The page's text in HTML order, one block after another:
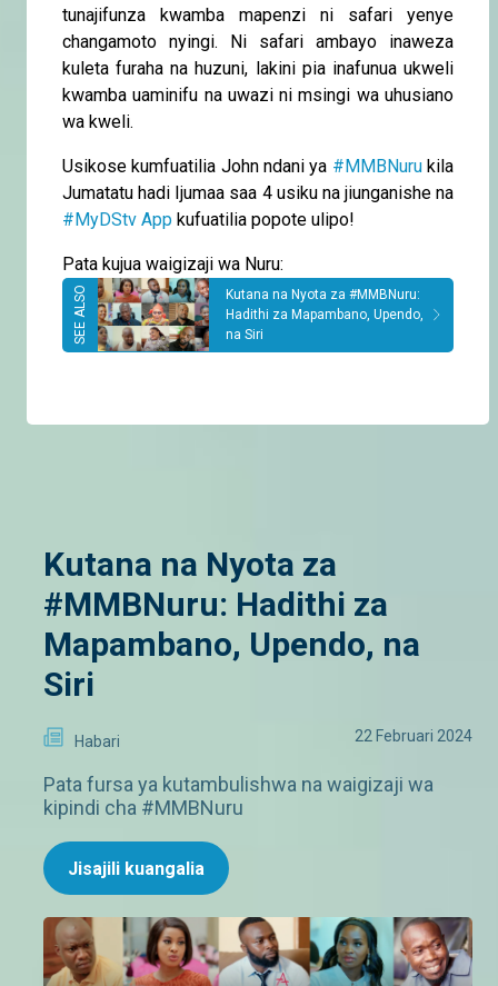
tunajifunza kwamba mapenzi ni safari yenye
changamoto nyingi. Ni safari ambayo inaweza
kuleta furaha na huzuni, lakini pia inafunua ukweli
kwamba uaminifu na uwazi ni msingi wa uhusiano
wa kweli.
Usikose kumfuatilia John ndani ya #MMBNurukila
Jumatatu hadi Ijumaa saa 4 usiku na jiunganishe na
#MyDStv App kufuatilia popote ulipo!
Pata kujua waigizaji wa Nuru:
Kutana na Nyota za #MMBNuru:
Hadithi za Mapambano, Upendo,
na Siri
Kutana na Nyota za
#MMBNuru: Hadithi za
Mapambano, Upendo, na
Siri
Habari 22 Februari 2024
Pata fursa ya kutambulishwa na waigizaji wa
kipindi cha #MMBNuru
Jisajili kuangalia